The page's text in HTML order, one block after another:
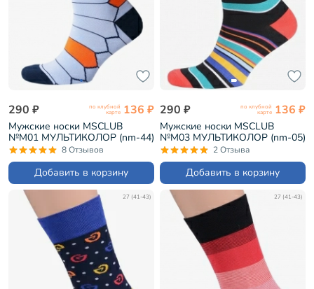
290 ₽ по клубной
карте 136 ₽
Мужские носки MSCLUB
№М01 МУЛЬТИКОЛОР (nm-44)
8 Отзывов
Добавить в корзину
290 ₽ по клубной
карте 136 ₽
Мужские носки MSCLUB
№М03 МУЛЬТИКОЛОР (nm-05)
2 Отзыва
Добавить в корзину
27 (41-43) 27 (41-43)